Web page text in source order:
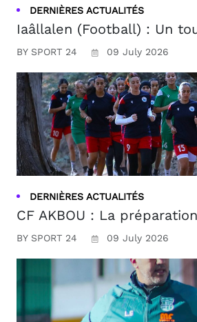
DERNIÈRES ACTUALITÉS
Iaâllalen (Football) : Un
BY SPORT 24 09 July 2026
DERNIÈRES ACTUALITÉS
CF AKBOU : La
BY SPORT 24 09 July 2026